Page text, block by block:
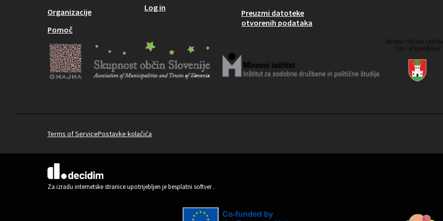
Organizacije
Pomoč
Log in
Preuzmi datoteke
otvorenih podataka
Terms of ServicePostavke kolačića
(Vanjska poveznica)
Za izradu internetske stranice upotrijebljen je besplatni softver.